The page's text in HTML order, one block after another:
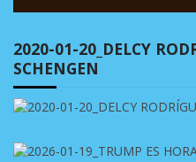
2020-01-20_DELCY
SCHENGEN